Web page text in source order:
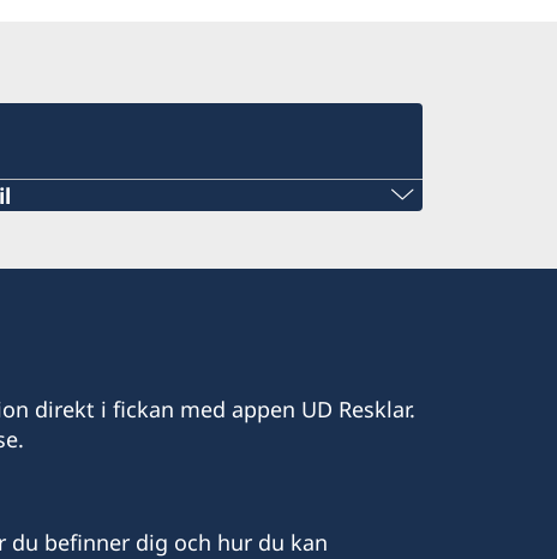
direkt i fickan med appen UD Resklar.
du befinner dig och hur du kan